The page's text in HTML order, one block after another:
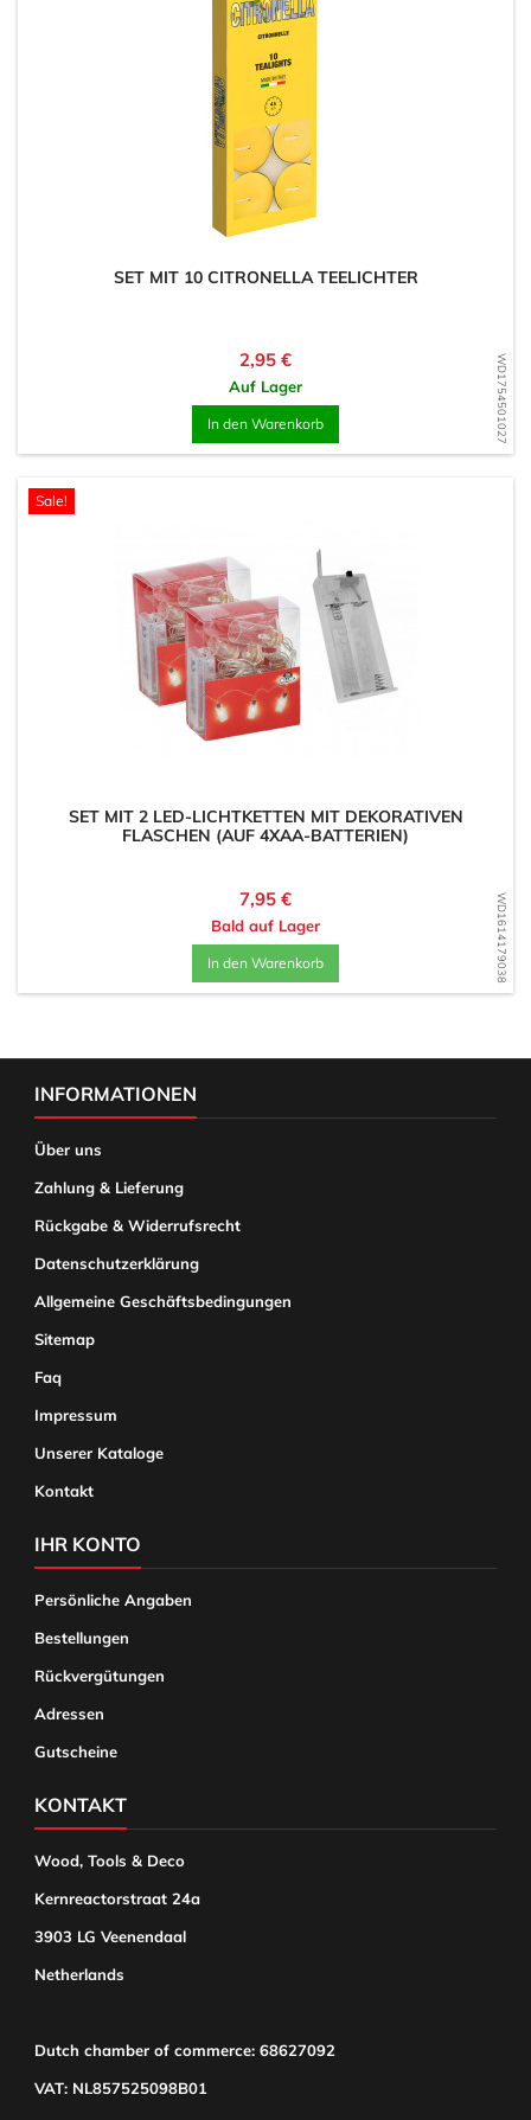
WD1754501027
SET MIT 10 CITRONELLA TEELICHTER
Preis
2,95 €
Auf Lager
In den Warenkorb
WD1614179038
Sale!
SET MIT 2 LED-LICHTKETTEN MIT DEKORATIVEN
FLASCHEN (AUF 4XAA-BATTERIEN)
Preis
7,95 €
Bald auf Lager
In den Warenkorb
INFORMATIONEN
Über uns
Zahlung & Lieferung
Rückgabe & Widerrufsrecht
Datenschutzerklärung
Allgemeine Geschäftsbedingungen
Sitemap
Faq
Impressum
Unserer Kataloge
Kontakt
IHR KONTO
Persönliche Angaben
Bestellungen
Rückvergütungen
Adressen
Gutscheine
KONTAKT
Wood, Tools & Deco
Kernreactorstraat 24a
3903 LG Veenendaal
Netherlands
Dutch chamber of commerce: 68627092
VAT: NL857525098B01